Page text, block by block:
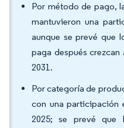
Por método de pago,
mantuvieron una
aunque se prevé que
paga después crezcan
2031.
Por categoría de
con una participación
2025; se prevé que